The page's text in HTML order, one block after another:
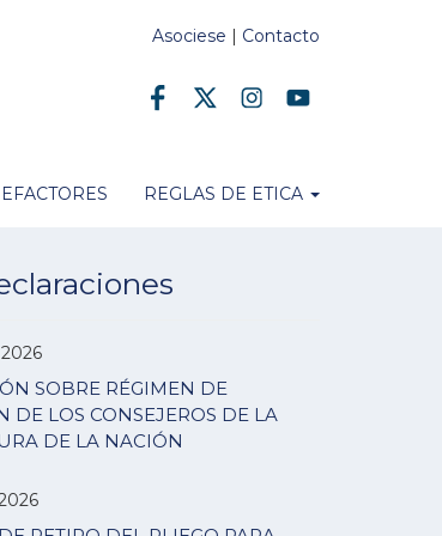
Asociese | Contacto
REGLAS DE ETICA
SOBRE RÉGIMEN DE
DE LOS CONSEJEROS DE LA
DE LA NACIÓN